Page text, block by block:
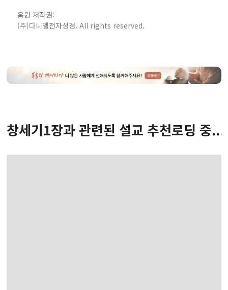
음원 저작권:
(주)다니엘전자성경. All rights reserved.
창세기1장과 관련된 설교 추천로딩 중...